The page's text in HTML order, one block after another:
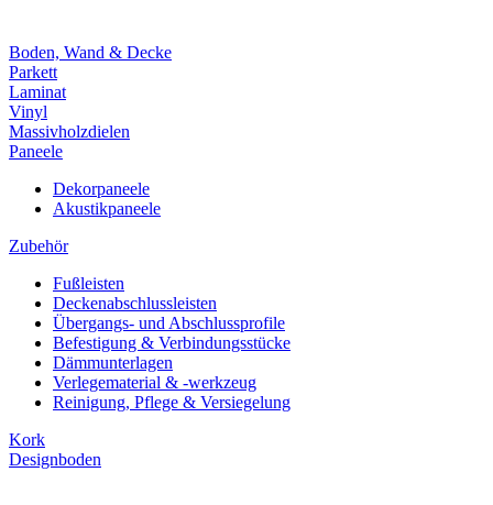
Boden, Wand & Decke
Parkett
Laminat
Vinyl
Massivholzdielen
Paneele
Dekorpaneele
Akustikpaneele
Zubehör
Fußleisten
Deckenabschlussleisten
Übergangs- und Abschlussprofile
Befestigung & Verbindungsstücke
Dämmunterlagen
Verlegematerial & -werkzeug
Reinigung, Pflege & Versiegelung
Kork
Designboden